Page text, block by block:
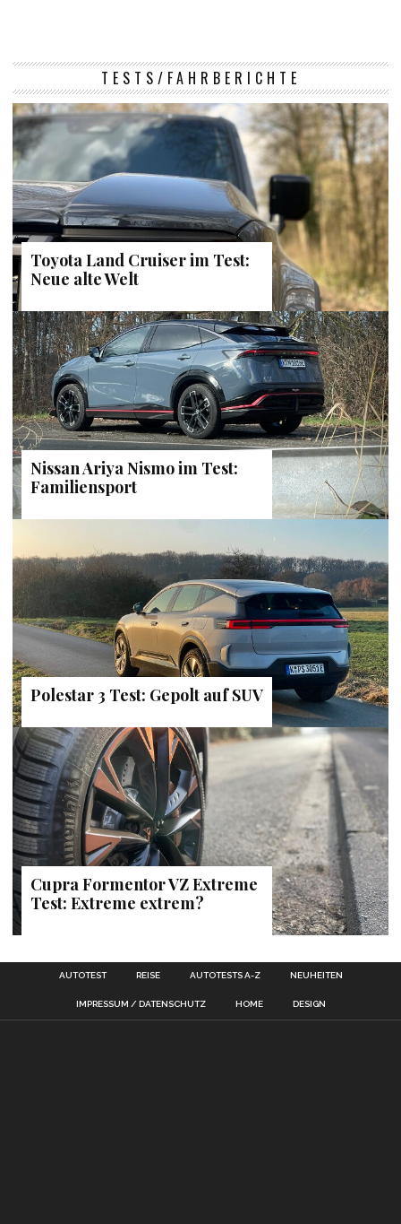
TESTS/FAHRBERICHTE
Toyota Land Cruiser im Test:
Neue alte Welt
Nissan Ariya Nismo im Test:
Familiensport
Polestar 3 Test: Gepolt auf SUV
Cupra Formentor VZ Extreme
Test: Extreme extrem?
AUTOTEST REISE AUTOTESTS A-Z NEUHEITEN
IMPRESSUM / DATENSCHUTZ HOME DESIGN